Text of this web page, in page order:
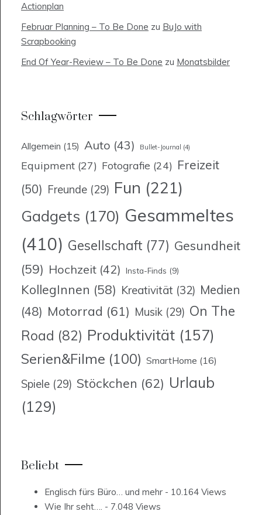
Actionplan
Februar Planning – To Be Done zu BuJo with
Scrapbooking
End Of Year-Review – To Be Done zu Monatsbilder
Schlagwörter
Allgemein (15) Auto (43) Bullet-Journal (4)
Equipment (27) Fotografie (24) Freizeit
(50) Freunde (29) Fun (221)
Gadgets (170) Gesammeltes
(410) Gesellschaft (77) Gesundheit
(59) Hochzeit (42) Insta-Finds (9)
KollegInnen (58) Kreativität (32) Medien
(48) Motorrad (61) Musik (29) On The
Road (82) Produktivität (157)
Serien&Filme (100) SmartHome (16)
Spiele (29) Stöckchen (62) Urlaub
(129)
Beliebt
Englisch fürs Büro… und mehr - 10.164 Views
Wie Ihr seht…. - 7.048 Views